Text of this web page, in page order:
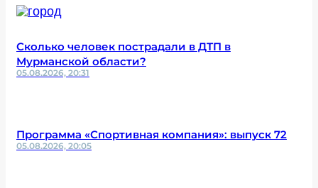
Сколько человек пострадали в ДТП в
Мурманской области?
05.08.2026, 20:31
Программа «Спортивная компания»: выпуск 72
05.08.2026, 20:05